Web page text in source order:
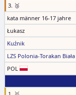
3. 🥉
kata männer 16-17 jahre
Łukasz
Kuźnik
LZS Polonia-Torakan Biała
POL